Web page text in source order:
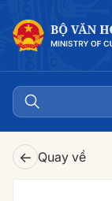
← Quay về